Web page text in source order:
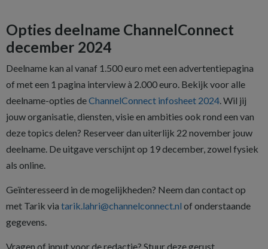
Opties deelname ChannelConnect
december 2024
Deelname kan al vanaf 1.500 euro met een advertentiepagina
of met een 1 pagina interview à 2.000 euro. Bekijk voor alle
deelname-opties deChannelConnect infosheet 2024. Wil jij
jouw organisatie, diensten, visie en ambities ook rond een van
deze topics delen? Reserveer dan uiterlijk 22 november jouw
deelname. De uitgave verschijnt op 19 december, zowel fysiek
als online.
Geïnteresseerd in de mogelijkheden? Neem dan contact op
met Tarik via tarik.lahri@channelconnect.nl of onderstaande
gegevens.
Vragen of input voor de redactie? Stuur deze gerust